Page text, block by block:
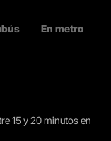
En metro
15 y 20 minutos en